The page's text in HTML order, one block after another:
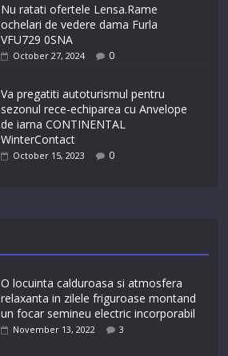
Nu ratati ofertele Lensa.Rame
ochelari de vedere dama Furla
VFU729 0SNA
October 27, 2024 0
Va pregatiti autoturismul pentru
sezonul rece-echiparea cu Anvelope
de iarna CONTINENTAL
WinterContact
October 15, 2023 0
O locuinta calduroasa si atmosfera
relaxanta in zilele friguroase montand
un focar semineu electric incorporabil
November 13, 2022 3